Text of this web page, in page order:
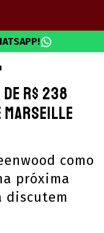
R$ 238
Marseille
como
próxima
discutem